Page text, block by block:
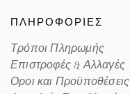
ΠΛΗΡΟΦΟΡΙΕΣ
Τρόποι Πληρωμής
Επιστροφές & Αλλαγές
Οροι και Προϋποθέσεις